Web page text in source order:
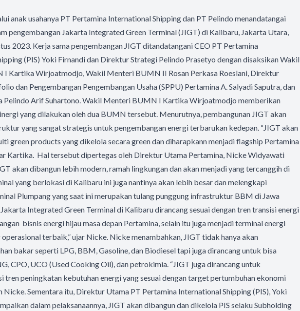
anak usahanya PT Pertamina International Shipping dan PT Pelindo menandatangai
pengembangan Jakarta Integrated Green Terminal (JIGT) di Kalibaru, Jakarta Utara,
2023. Kerja sama pengembangan JIGT ditandatangani CEO PT Pertamina
(PIS) Yoki Firnandi dan Direktur Strategi Pelindo Prasetyo dengan disaksikan Wakil
Kartika Wirjoatmodjo, Wakil Menteri BUMN II Rosan Perkasa Roeslani, Direktur
dan Pengembangan Pengembangan Usaha (SPPU) Pertamina A. Salyadi Saputra, dan
Pelindo Arif Suhartono. Wakil Menteri BUMN I Kartika Wirjoatmodjo memberikan
yang dilakukan oleh dua BUMN tersebut. Menurutnya, pembangunan JIGT akan
yang sangat strategis untuk pengembangan energi terbarukan kedepan. “JIGT akan
green products yang dikelola secara green dan diharapkann menjadi flagship Pertamina
Kartika. Hal tersebut dipertegas oleh Direktur Utama Pertamina, Nicke Widyawati
akan dibangun lebih modern, ramah lingkungan dan akan menjadi yang tercanggih di
yang berlokasi di Kalibaru ini juga nantinya akan lebih besar dan melengkapi
Plumpang yang saat ini merupakan tulang punggung infrastruktur BBM di Jawa
Integrated Green Terminal di Kalibaru dirancang sesuai dengan tren transisi energi
bisnis energi hijau masa depan Pertamina, selain itu juga menjadi terminal energi
operasional terbaik,” ujar Nicke. Nicke menambahkan, JIGT tidak hanya akan
bakar seperti LPG, BBM, Gasoline, dan Biodiesel tapi juga dirancang untuk bisa
CPO, UCO (Used Cooking Oil), dan petrokimia. “JIGT juga dirancang untuk
tren peningkatan kebutuhan energi yang sesuai dengan target pertumbuhan ekonomi
Nicke. Sementara itu, Direktur Utama PT Pertamina International Shipping (PIS), Yoki
dalam pelaksanaannya, JIGT akan dibangun dan dikelola PIS selaku Subholding